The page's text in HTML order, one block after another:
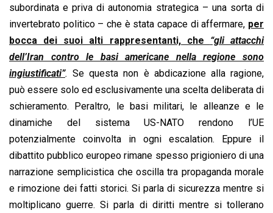
subordinata e priva di autonomia strategica – una sorta di
invertebrato politico – che è stata capace di affermare, per
bocca dei suoi alti rappresentanti, che “gli attacchi
dell’Iran contro le basi americane nella regione sono
ingiustificati”. Se questa non è abdicazione alla ragione,
può essere solo ed esclusivamente una scelta deliberata di
schieramento. Peraltro, le basi militari, le alleanze e le
dinamiche del sistema US-NATO rendono l’UE
potenzialmente coinvolta in ogni escalation. Eppure il
dibattito pubblico europeo rimane spesso prigioniero di una
narrazione semplicistica che oscilla tra propaganda morale
e rimozione dei fatti storici. Si parla di sicurezza mentre si
moltiplicano guerre. Si parla di diritti mentre si tollerano